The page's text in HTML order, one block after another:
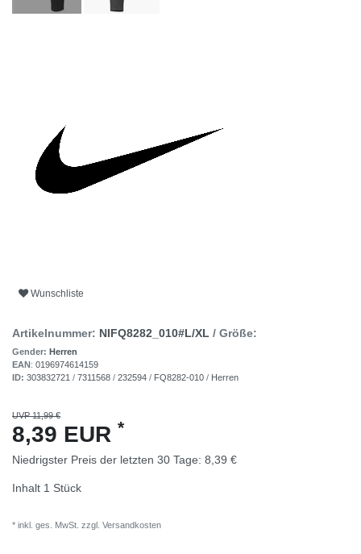
Wunschliste
Artikelnummer: NIFQ8282_010#L/XL / Größe:
Gender: Herren
EAN: 0196974614159
ID: 303832721 / 7311568 / 232594 / FQ8282-010 / Herren
UVP 11,99 €
8,39 EUR *
Niedrigster Preis der letzten 30 Tage: 8,39 €
Inhalt 1 Stück
* inkl. ges. MwSt. zzgl. Versandkosten